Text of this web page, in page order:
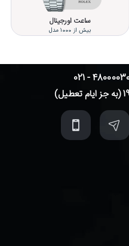
ساعت اورجینال
بیش از 1000 مدل